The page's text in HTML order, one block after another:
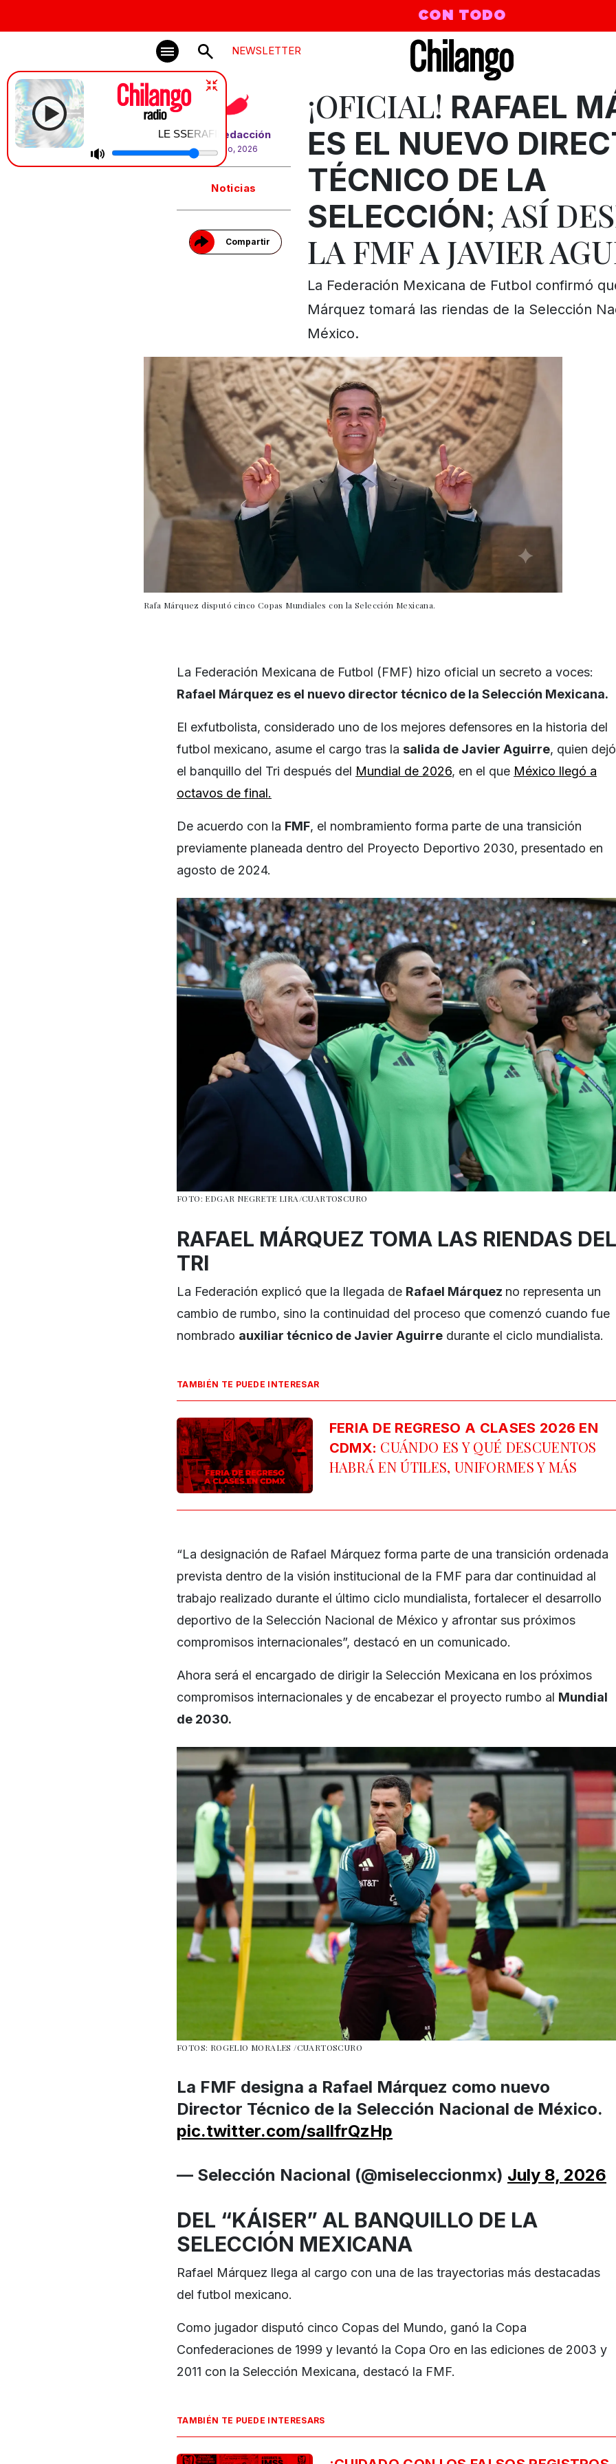
CON TODO
NEWSLETTER
LE SSERAFIM | CELEBRATION
Por Redacción
8 julio, 2026
Noticias
Compartir
¡OFICIAL! RAFAEL
ES EL NUEVO
TÉCNICO DE LA
SELECCIÓN; ASÍ
LA FMF A JAVIER
La Federación Mexicana de Futbol confirmó
Márquez tomará las riendas de la Selección
México.
Rafa Márquez disputó cinco Copas Mundiales con la Selección Mexicana.
La Federación Mexicana de Futbol (FMF) hizo oficial un secreto a voces:
Rafael Márquez es el nuevo director técnico de la Selección Mexicana.
El exfutbolista, considerado uno de los mejores defensores en la historia del
futbol mexicano, asume el cargo tras la salida de Javier Aguirre, quien dejó
el banquillo del Tri después del Mundial de 2026, en el que México llegó a
octavos de final.
De acuerdo con la FMF, el nombramiento forma parte de una transición
previamente planeada dentro del Proyecto Deportivo 2030, presentado en
agosto de 2024.
FOTO: EDGAR NEGRETE LIRA/CUARTOSCURO
RAFAEL MÁRQUEZ TOMA LAS RIENDAS DEL
TRI
La Federación explicó que la llegada de Rafael Márquez no representa un
cambio de rumbo, sino la continuidad del proceso que comenzó cuando fue
nombrado auxiliar técnico de Javier Aguirre durante el ciclo mundialista.
TAMBIÉN TE PUEDE INTERESAR
FERIA DE REGRESO A CLASES 2026 EN
CDMX: CUÁNDO ES Y QUÉ DESCUENTOS
HABRÁ EN ÚTILES, UNIFORMES Y MÁS
“La designación de Rafael Márquez forma parte de una transición ordenada
prevista dentro de la visión institucional de la FMF para dar continuidad al
trabajo realizado durante el último ciclo mundialista, fortalecer el desarrollo
deportivo de la Selección Nacional de México y afrontar sus próximos
compromisos internacionales”, destacó en un comunicado.
Ahora será el encargado de dirigir la Selección Mexicana en los próximos
compromisos internacionales y de encabezar el proyecto rumbo al Mundial
de 2030.
FOTOS: ROGELIO MORALES /CUARTOSCURO
La FMF designa a Rafael Márquez como nuevo
Director Técnico de la Selección Nacional de México.
pic.twitter.com/saIlfrQzHp
— Selección Nacional (@miseleccionmx) July 8, 2026
DEL “KÁISER” AL BANQUILLO DE LA
SELECCIÓN MEXICANA
Rafael Márquez llega al cargo con una de las trayectorias más destacadas
del futbol mexicano.
Como jugador disputó cinco Copas del Mundo, ganó la Copa
Confederaciones de 1999 y levantó la Copa Oro en las ediciones de 2003 y
2011 con la Selección Mexicana, destacó la FMF.
TAMBIÉN TE PUEDE INTERESARS